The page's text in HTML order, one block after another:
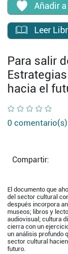
Añadir
Leer
Para salir
hacia el
0 comentario(s)
Compartir:
El documento que
del sector cultural
después incorpora
museos; libros y
audiovisual; cultura
cierra con un
un análisis profundo
sector cultural
futuro.